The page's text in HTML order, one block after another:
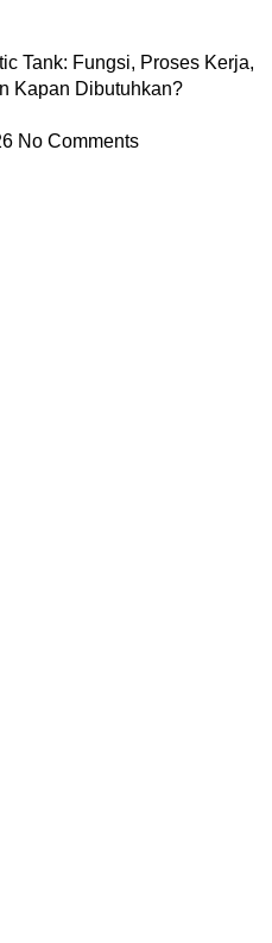
Tank: Fungsi, Proses Kerja,
Kapan Dibutuhkan?
No Comments